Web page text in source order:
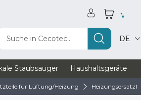
Suche in Cecotec... DE
Staubsauger Haushaltsgeräte
für Lüftung/Heizung